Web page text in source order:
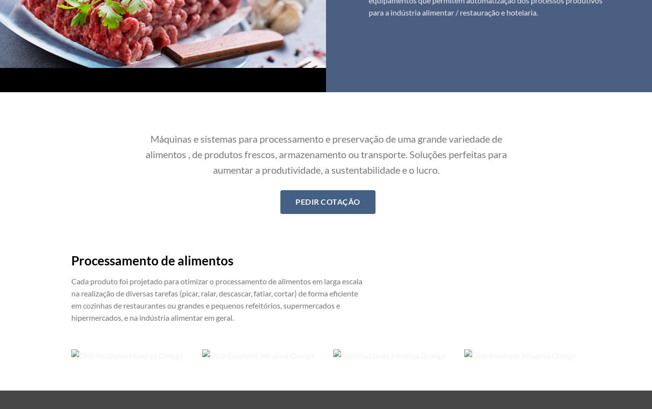
para a indústria alimentar / restauração e hotelaria.
Máquinas e sistemas para processamento e preservação de uma grande variedade de
alimentos , de produtos frescos, armazenamento ou transporte. Soluções perfeitas para
aumentar a produtividade, a sustentabilidade e o lucro.
PEDIR COTAÇÃO
Processamento de alimentos
Cada produto foi projetado para otimizar o processamento de alimentos em larga escala
na realização de diversas tarefas (picar, ralar, descascar, fatiar, cortar) de forma eficiente
em cozinhas de restaurantes ou grandes e pequenos refeitórios, supermercados e
hipermercados, e na indústria alimentar em geral.